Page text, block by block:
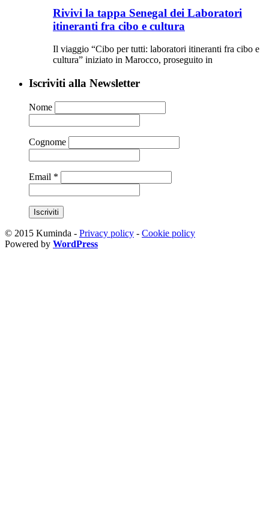
Rivivi la tappa Senegal dei Laboratori
itineranti fra cibo e cultura
Il viaggio “Cibo per tutti: laboratori itineranti fra cibo e
cultura” iniziato in Marocco, proseguito in
Iscriviti alla Newsletter
Nome
Cognome
Email *
© 2015 Kuminda - Privacy policy - Cookie policy
Powered by WordPress